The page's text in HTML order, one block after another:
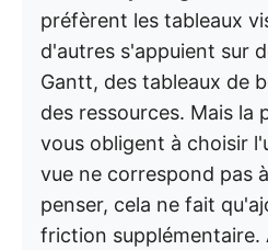
préfèrent les tableaux
d'autres s'appuient sur
Gantt, des tableaux de
des ressources. Mais la
vous obligent à choisir
vue ne correspond pas
penser, cela ne fait
friction supplémentaire.